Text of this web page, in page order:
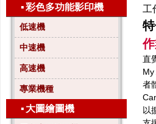
▪彩色多功能影印機
低速機
中速機
高速機
專業機種
▪ 大圖繪圖機
工
直
者
以